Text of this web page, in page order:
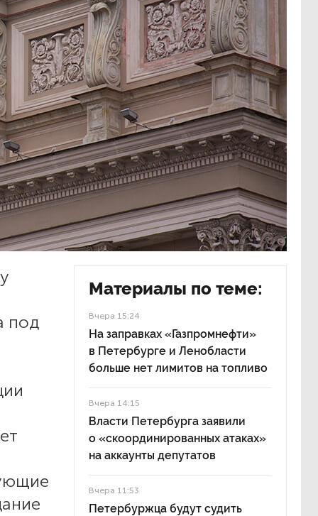
под
Материалы по теме:
Вчера 15:24
На заправках «Газпромнефти»
в Петербурге и Ленобласти
больше нет лимитов на топливо
Вчера 14:15
Власти Петербурга заявили
о «скоординированных атаках»
на аккаунты депутатов
Вчера 11:53
Петербуржца будут судить